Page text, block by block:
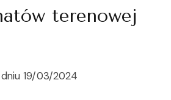
terenowej
dniu19/03/2024